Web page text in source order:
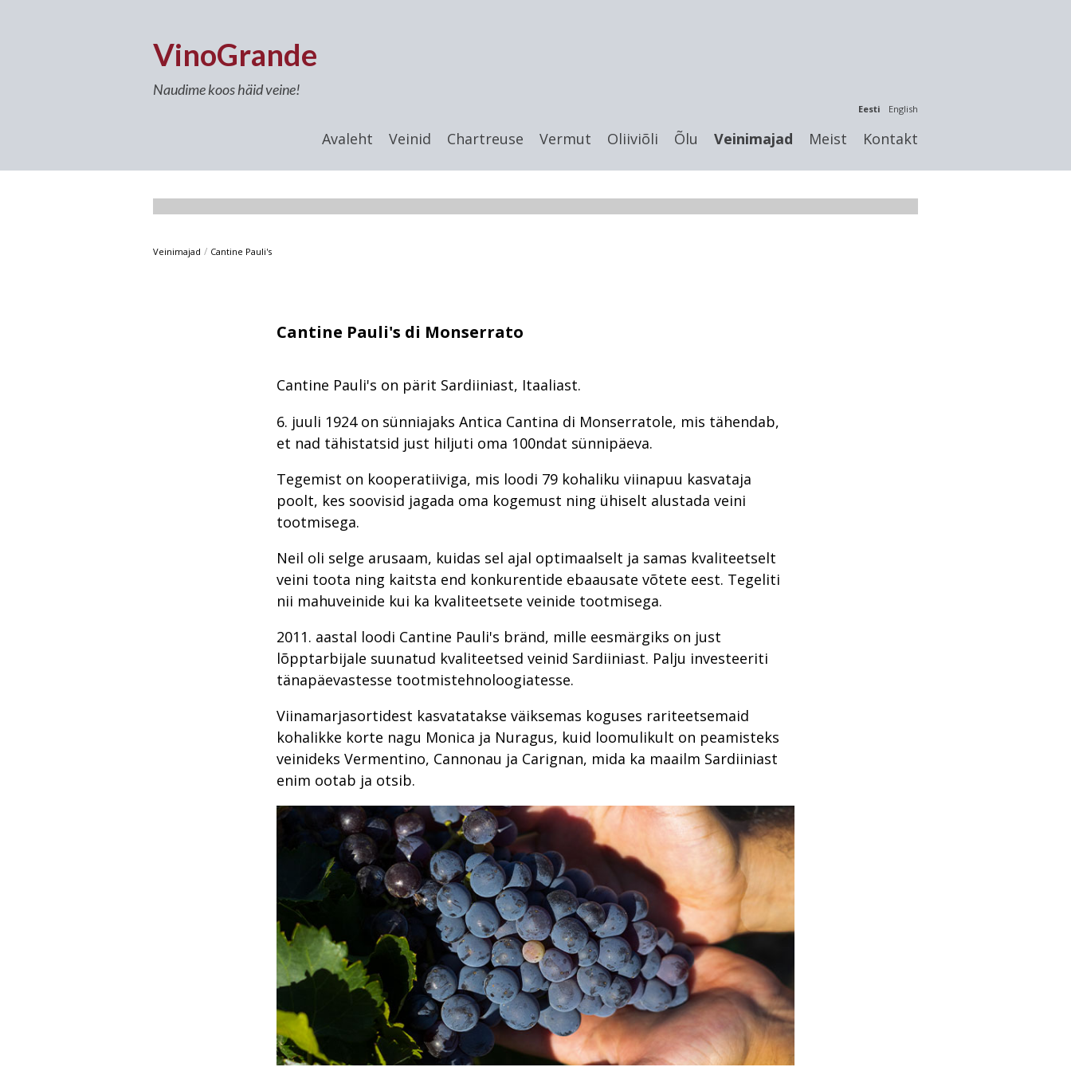
VinoGrande
Naudime koos häid veine!
Eesti English
Avaleht Veinid Chartreuse Vermut Oliiviõli Õlu Veinimajad Meist Kontakt
Veinimajad / Cantine Pauli's
Cantine Pauli's di Monserrato
Cantine Pauli's on pärit Sardiiniast, Itaaliast.
6. juuli 1924 on sünniajaks Antica Cantina di Monserratole, mis tähendab,
et nad tähistatsid just hiljuti oma 100ndat sünnipäeva.
Tegemist on kooperatiiviga, mis loodi 79 kohaliku viinapuu kasvataja
poolt, kes soovisid jagada oma kogemust ning ühiselt alustada veini
tootmisega.
Neil oli selge arusaam, kuidas sel ajal optimaalselt ja samas kvaliteetselt
veini toota ning kaitsta end konkurentide ebaausate võtete eest. Tegeliti
nii mahuveinide kui ka kvaliteetsete veinide tootmisega.
2011. aastal loodi Cantine Pauli's bränd, mille eesmärgiks on just
lõpptarbijale suunatud kvaliteetsed veinid Sardiiniast. Palju investeeriti
tänapäevastesse tootmistehnoloogiatesse.
Viinamarjasortidest kasvatatakse väiksemas koguses rariteetsemaid
kohalikke korte nagu Monica ja Nuragus, kuid loomulikult on peamisteks
veinideks Vermentino, Cannonau ja Carignan, mida ka maailm Sardiiniast
enim ootab ja otsib.